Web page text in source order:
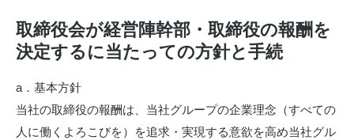
取締役会が経営陣幹部・取締役の報酬を
決定するに当たっての方針と手続
a．基本方針
当社の取締役の報酬は、当社グループの企業理念（すべての
人に働くよろこびを）を追求・実現する意欲を高め当社グル